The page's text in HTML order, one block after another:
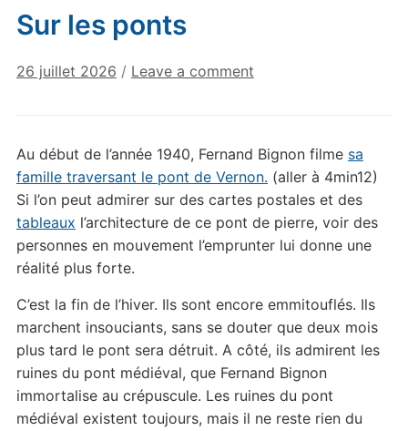
Sur les ponts
26 juillet 2026 / Leave a comment
Au début de l’année 1940, Fernand Bignon filme sa
famille traversant le pont de Vernon. (aller à 4min12)
Si l’on peut admirer sur des cartes postales et des
tableaux l’architecture de ce pont de pierre, voir des
personnes en mouvement l’emprunter lui donne une
réalité plus forte.
C’est la fin de l’hiver. Ils sont encore emmitouflés. Ils
marchent insouciants, sans se douter que deux mois
plus tard le pont sera détruit. A côté, ils admirent les
ruines du pont médiéval, que Fernand Bignon
immortalise au crépuscule. Les ruines du pont
médiéval existent toujours, mais il ne reste rien du